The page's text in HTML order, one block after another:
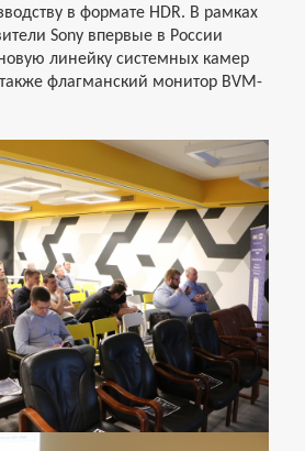
в формате HDR. В рамках
Sony впервые в России
линейку системных камер
флагманский монитор BVM-